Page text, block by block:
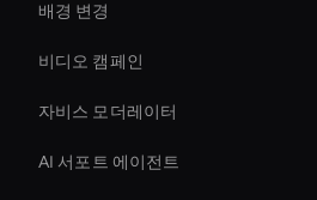
배경 변경
비디오 캠페인
자비스 모더레이터
AI 서포트 에이전트